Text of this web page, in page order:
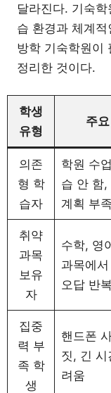
달라진다. 기숙
습 환경과 체계
방학 기숙학원이
정리한 것이다.
학생
유형
주
의존
형 학
습자
학원 수
습 안 함,
계획 부족
취약
과목
보유
자
수학, 영
과목에
오답 반복
집중
력 부
족 학
생
핸드폰
짓, 긴 시
려움